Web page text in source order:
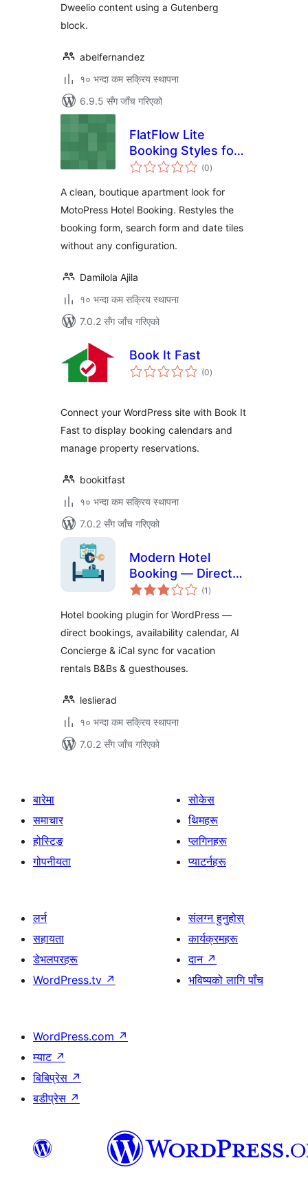
Dweelio content using a Gutenberg
block.
abelfernandez
१० भन्दा कम सक्रिय स्थापना
6.9.5 सँग जाँच गरिएको
FlatFlow Lite
Booking Styles for
MotoPress Hotel
(0कुल
रेटिङ्गहरू
)
A clean, boutique apartment look for
MotoPress Hotel Booking. Restyles the
booking form, search form and date tiles
without any configuration.
Damilola Ajila
१० भन्दा कम सक्रिय स्थापना
7.0.2 सँग जाँच गरिएको
Book It Fast
(0कुल
रेटिङ्गहरू
)
Connect your WordPress site with Book It
Fast to display booking calendars and
manage property reservations.
bookitfast
१० भन्दा कम सक्रिय स्थापना
7.0.2 सँग जाँच गरिएको
Modern Hotel
Booking — Direct
Booking Engine &
(1 कुल
रेटिङ्गहरू
)
Hotel booking plugin for WordPress —
direct bookings, availability calendar, AI
Concierge & iCal sync for vacation
rentals B&Bs & guesthouses.
leslierad
१० भन्दा कम सक्रिय स्थापना
7.0.2 सँग जाँच गरिएको
बारेमा
समाचार
होस्टिङ
गोपनीयता
सोकेस
थिमहरू
प्लगिनहरू
प्याटर्नहरू
लर्न
सहायता
डेभलपरहरू
WordPress.tv ↗
संलग्न हुनुहोस्
कार्यक्रमहरू
दान ↗
भविष्यको लागि पाँच
WordPress.com ↗
म्याट ↗
बिबिप्रेस ↗
बडीप्रेस ↗